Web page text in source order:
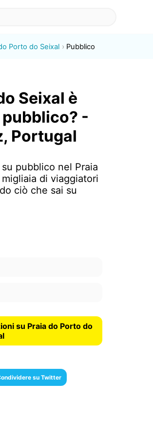
Porto do Seixal Pubblico
Seixal è
-
Portugal
pubblico nel Praia
di viaggiatori
ciò che sai su
su Praia do Porto do
su Twitter